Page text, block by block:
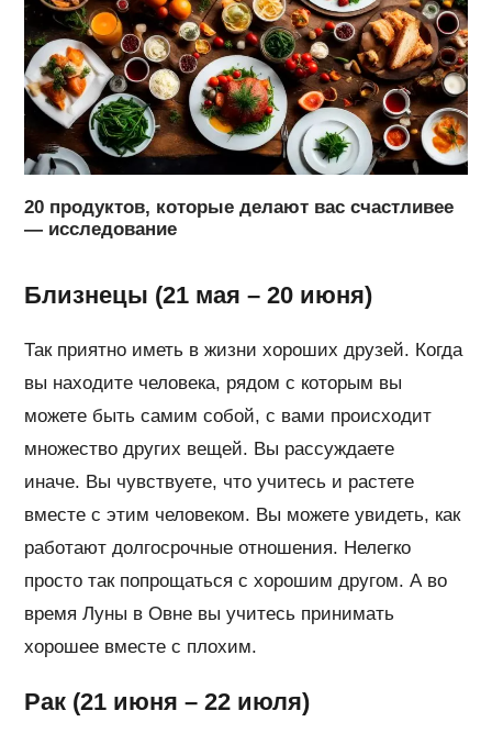
20 продуктов, которые делают вас счастливее
— исследование
Близнецы (21 мая – 20 июня)
Так приятно иметь в жизни хороших друзей. Когда
вы находите человека, рядом с которым вы
можете быть самим собой, с вами происходит
множество других вещей. Вы рассуждаете
иначе. Вы чувствуете, что учитесь и растете
вместе с этим человеком. Вы можете увидеть, как
работают долгосрочные отношения. Нелегко
просто так попрощаться с хорошим другом. А во
время Луны в Овне вы учитесь принимать
хорошее вместе с плохим.
Рак (21 июня – 22 июля)